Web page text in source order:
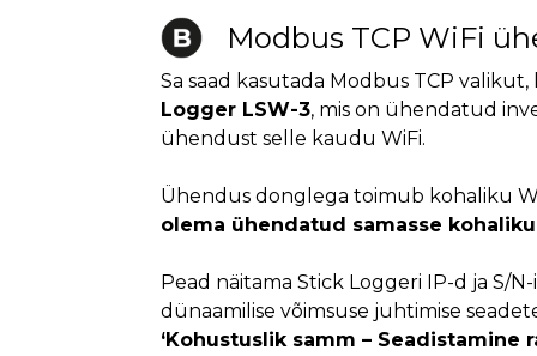
Modbus TCP WiFi
Sa saad kasutada Modbus TCP
Logger LSW-3, mis on ühendatud
ühendust selle kaudu WiFi.
Ühendus donglega toimub kohaliku
olema ühendatud samasse
Pead näitama Stick Loggeri IP-d ja S/
dünaamilise võimsuse juhtimise
‘Kohustuslik samm – Seadistamine